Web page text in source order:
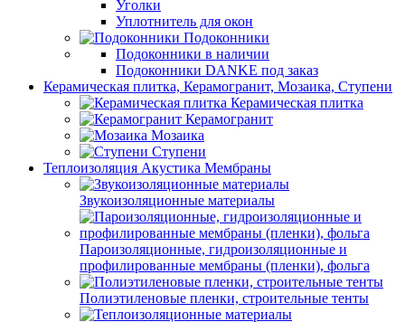
Уголки
Уплотнитель для окон
Подоконники
Подоконники в наличии
Подоконники DANKE под заказ
Керамическая плитка, Керамогранит, Мозаика, Ступени
Керамическая плитка
Керамогранит
Мозаика
Ступени
Теплоизоляция Акустика Мембраны
Звукоизоляционные материалы
Пароизоляционные, гидроизоляционные и
профилированные мембраны (пленки), фольга
Полиэтиленовые пленки, строительные тенты